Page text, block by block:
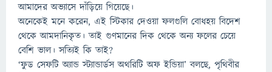
আমাদের অভ্যাসে দাঁড়িয়ে গিয়েছে।
অনেকেই মনে করেন, এই স্টিকার দেওয়া ফলগুলি বোধহয় বিদেশ
থেকে আমদানিকৃত। তাই গুণমানের দিক থেকে অন্য ফলের চেয়ে
বেশি ভাল। সত্যিই কি তাই?
‘ফুড সেফটি অ্যান্ড স্ট্যান্ডার্ডস অথরিটি অফ ইন্ডিয়া’ বলছে, পৃথিবীর